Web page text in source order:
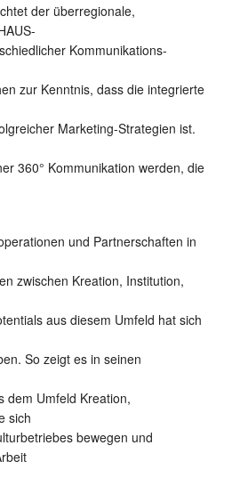
der überregionale,
Kommunikations-
zur Kenntnis, dass die integrierte
Marketing-Strategien ist.
360° Kommunikation werden, die
und Partnerschaften in
zwischen Kreation, Institution,
aus diesem Umfeld hat sich
So zeigt es in seinen
dem Umfeld Kreation,
sich
bewegen und